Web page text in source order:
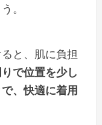
。
と、肌に負担
で位置を少し
、快適に着用